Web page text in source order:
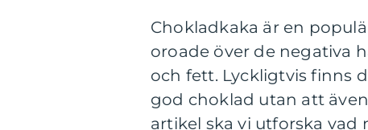
Chokladkaka är en
oroade över de negativa
och fett. Lyckligtvis finns
god choklad utan att
artikel ska vi utforska